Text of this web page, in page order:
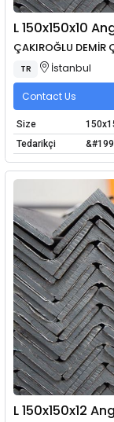
L 150x150x10
ÇAKIROĞLU DEMİR
TR İstanbul
Contact Us
Size
Tedarikçi
L 150x150x12